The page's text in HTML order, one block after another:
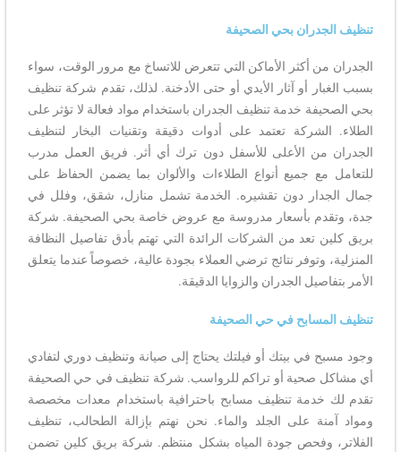
تنظيف الجدران بحي الصحيفة
الجدران من أكثر الأماكن التي تتعرض للاتساخ مع مرور الوقت، سواء
بسبب الغبار أو آثار الأيدي أو حتى الأدخنة. لذلك، تقدم شركة تنظيف
بحي الصحيفة خدمة تنظيف الجدران باستخدام مواد فعالة لا تؤثر على
الطلاء. الشركة تعتمد على أدوات دقيقة وتقنيات البخار لتنظيف
الجدران من الأعلى للأسفل دون ترك أي أثر. فريق العمل مدرب
للتعامل مع جميع أنواع الطلاءات والألوان بما يضمن الحفاظ على
جمال الجدار دون تقشيره. الخدمة تشمل منازل، شقق، وفلل في
جدة، وتقدم بأسعار مدروسة مع عروض خاصة بحي الصحيفة. شركة
بريق كلين تعد من الشركات الرائدة التي تهتم بأدق تفاصيل النظافة
المنزلية، وتوفر نتائج ترضي العملاء بجودة عالية، خصوصاً عندما يتعلق
الأمر بتفاصيل الجدران والزوايا الدقيقة.
تنظيف المسابح في حي الصحيفة
وجود مسبح في بيتك أو فيلتك يحتاج إلى صيانة وتنظيف دوري لتفادي
أي مشاكل صحية أو تراكم للرواسب. شركة تنظيف في حي الصحيفة
تقدم لك خدمة تنظيف مسابح باحترافية باستخدام معدات مخصصة
ومواد آمنة على الجلد والماء. نحن نهتم بإزالة الطحالب، تنظيف
الفلاتر، وفحص جودة المياه بشكل منتظم. شركة بريق كلين تضمن